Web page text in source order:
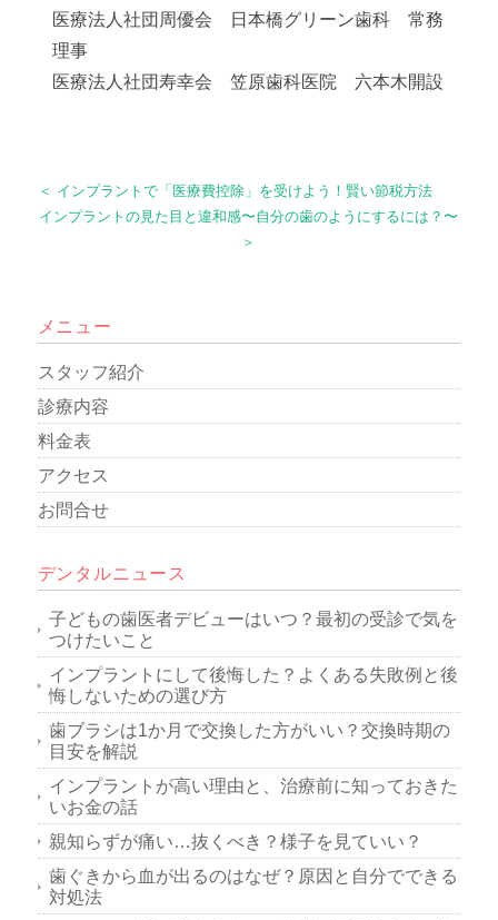
医療法人社団周優会 日本橋グリーン歯科 常務
理事
医療法人社団寿幸会 笠原歯科医院 六本木開設
＜ インプラントで「医療費控除」を受けよう！賢い節税方法
インプラントの見た目と違和感〜自分の歯のようにするには？〜
＞
メニュー
スタッフ紹介
診療内容
料金表
アクセス
お問合せ
デンタルニュース
子どもの歯医者デビューはいつ？最初の受診で気を
つけたいこと
インプラントにして後悔した？よくある失敗例と後
悔しないための選び方
歯ブラシは1か月で交換した方がいい？交換時期の
目安を解説
インプラントが高い理由と、治療前に知っておきた
いお金の話
親知らずが痛い…抜くべき？様子を見ていい？
歯ぐきから血が出るのはなぜ？原因と自分でできる
対処法